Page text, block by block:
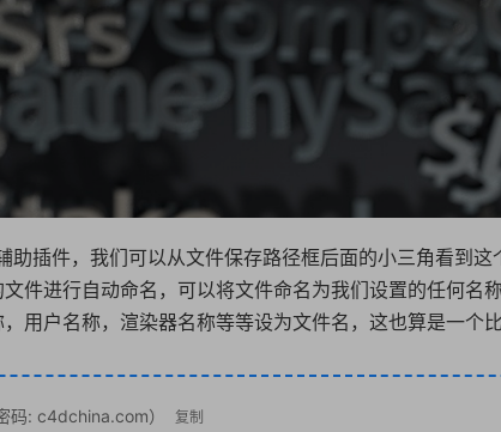
助插件，我们可以从文件保存路径框后面的小三角看到这
件进行自动命名，可以将文件命名为我们设置的任何名
用户名称，渲染器名称等等设为文件名，这也算是一个
码: c4dchina.com） 复制